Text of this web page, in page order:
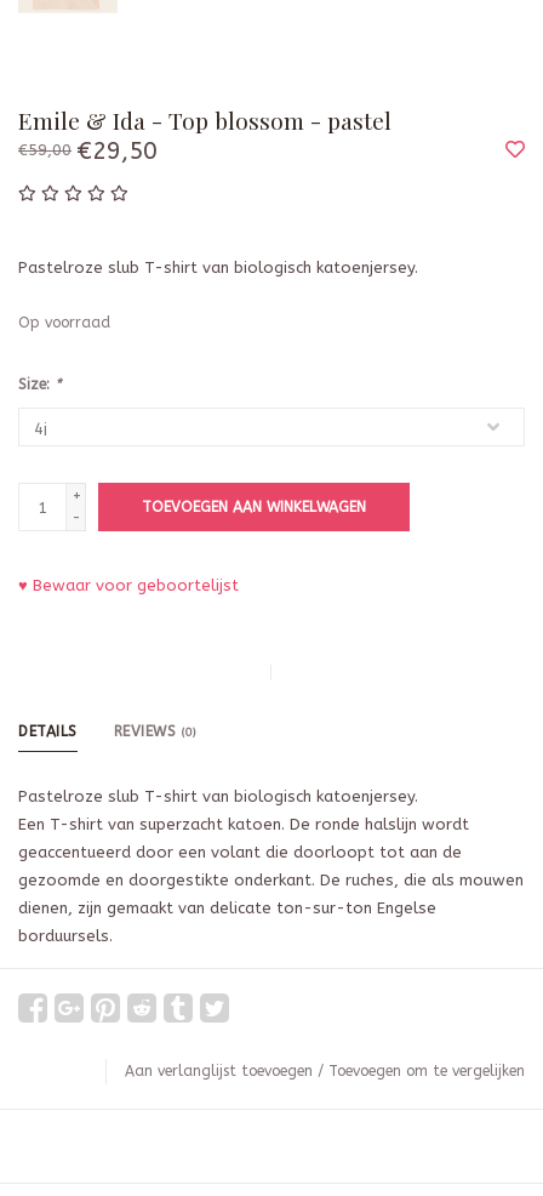
Emile & Ida - Top blossom - pastel
€59,00 €29,50
Pastelroze slub T-shirt van biologisch katoenjersey.
Op voorraad
Size: *
+
-
TOEVOEGEN AAN WINKELWAGEN
♥ Bewaar voor geboortelijst
DETAILS REVIEWS (0)
Pastelroze slub T-shirt van biologisch katoenjersey.
Een T-shirt van superzacht katoen. De ronde halslijn wordt
geaccentueerd door een volant die doorloopt tot aan de
gezoomde en doorgestikte onderkant. De ruches, die als mouwen
dienen, zijn gemaakt van delicate ton-sur-ton Engelse
borduursels.
Aan verlanglijst toevoegen / Toevoegen om te vergelijken